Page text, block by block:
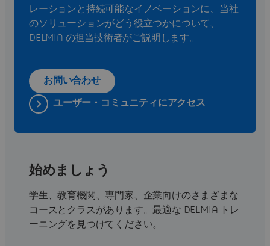
レーションと持続可能なイノベーションに、当社
のソリューションがどう役立つかについて、
DELMIA の担当技術者がご説明します。
お問い合わせ
ユーザー・コミュニティにアクセス
始めましょう
学生、教育機関、専門家、企業向けのさまざまな
コースとクラスがあります。最適な DELMIA トレ
ーニングを見つけてください。